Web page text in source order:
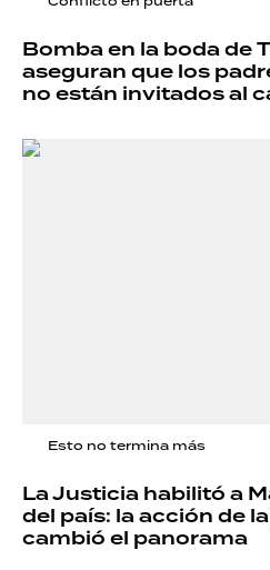
Bomba en la boda de
aseguran que los
no están invitados al
Esto no termina más
La Justicia habilitó a
del país: la acción de
cambió el panorama